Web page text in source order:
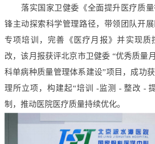
落实国家卫健委《全面提升医疗质量
锋主动探索科学管理路径，带领团队开
专项培训，完善《医疗月报》并实现质
改，该月报获评北京市卫健委 “优秀质量
科单病种质量管理体系建设”项目，成功
理所立项，构建起“培训 -监测 - 整改 -
制，推动医院医疗质量持续优化。